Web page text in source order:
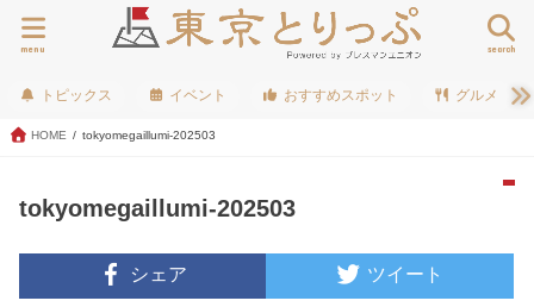
search
menu
トピックス イベント おすすめスポット グルメ
HOME tokyomegaillumi-202503
tokyomegaillumi-202503
シェア ツイート